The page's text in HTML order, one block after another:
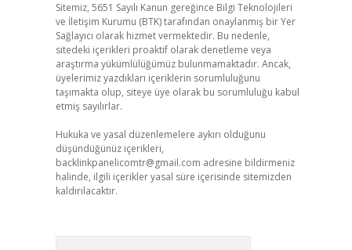
Sitemiz, 5651 Sayılı Kanun gereğince Bilgi Teknolojileri
ve İletişim Kurumu (BTK) tarafından onaylanmış bir Yer
Sağlayıcı olarak hizmet vermektedir. Bu nedenle,
sitedeki içerikleri proaktif olarak denetleme veya
araştırma yükümlülüğümüz bulunmamaktadır. Ancak,
üyelerimiz yazdıkları içeriklerin sorumluluğunu
taşımakta olup, siteye üye olarak bu sorumluluğu kabul
etmiş sayılırlar.
Hukuka ve yasal düzenlemelere aykırı olduğunu
düşündüğünüz içerikleri,
backlinkpanelicomtr@gmail.com adresine bildirmeniz
halinde, ilgili içerikler yasal süre içerisinde sitemizden
kaldırılacaktır.